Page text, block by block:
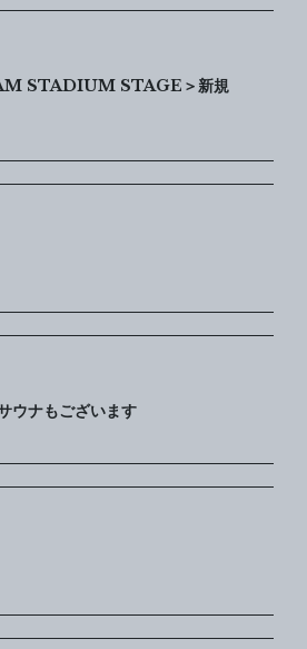
STADIUM STAGE＞新規
ウナもございます